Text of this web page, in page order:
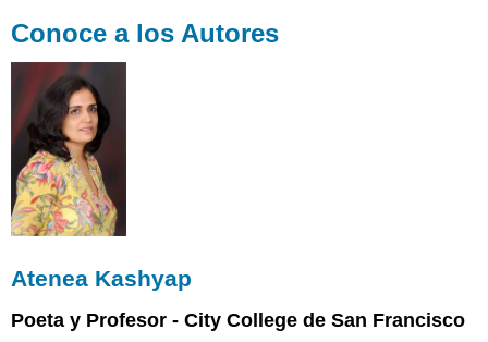
Conoce a los Autores
Atenea Kashyap
Poeta y Profesor - City College de San Francisco